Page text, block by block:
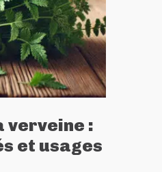
verveine :
et usages